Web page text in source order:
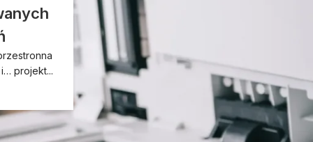
projekt...
2026-07-16
Płacisz za sprzęt czy kupujesz
problem na raty?
2026-06-30